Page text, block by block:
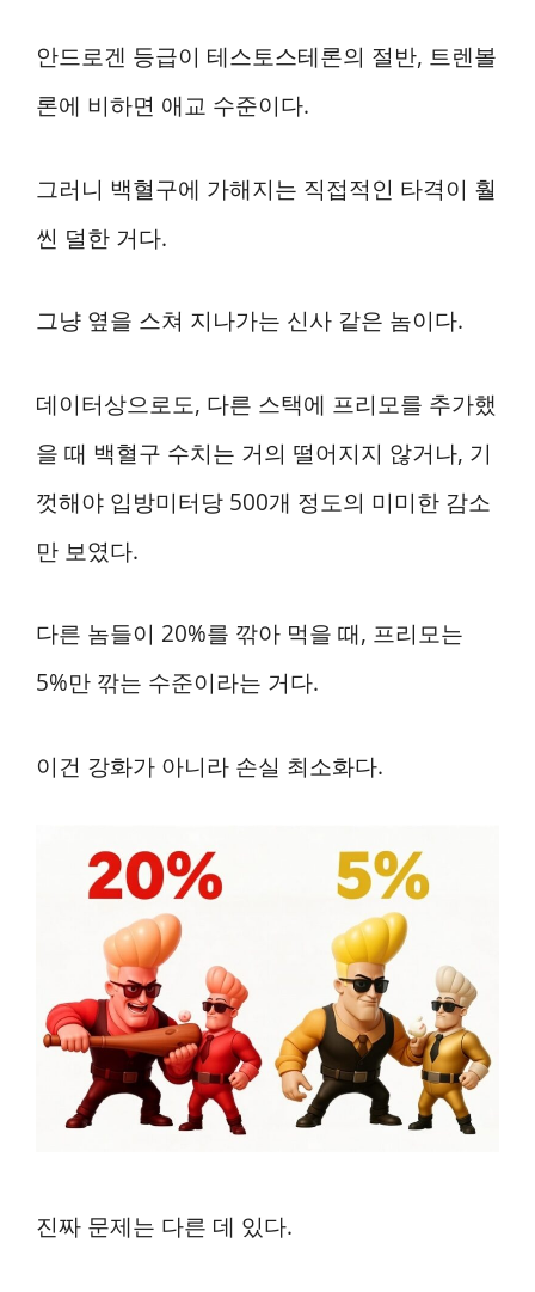
안드로겐 등급이 테스토스테론의 절반, 트렌볼
론에 비하면 애교 수준이다.
그러니 백혈구에 가해지는 직접적인 타격이 훨
씬 덜한 거다.
그냥 옆을 스쳐 지나가는 신사 같은 놈이다.
데이터상으로도, 다른 스택에 프리모를 추가했
을 때 백혈구 수치는 거의 떨어지지 않거나, 기
껏해야 입방미터당 500개 정도의 미미한 감소
만 보였다.
다른 놈들이 20%를 깎아 먹을 때, 프리모는
5%만 깎는 수준이라는 거다.
이건 강화가 아니라 손실 최소화다.
진짜 문제는 다른 데 있다.